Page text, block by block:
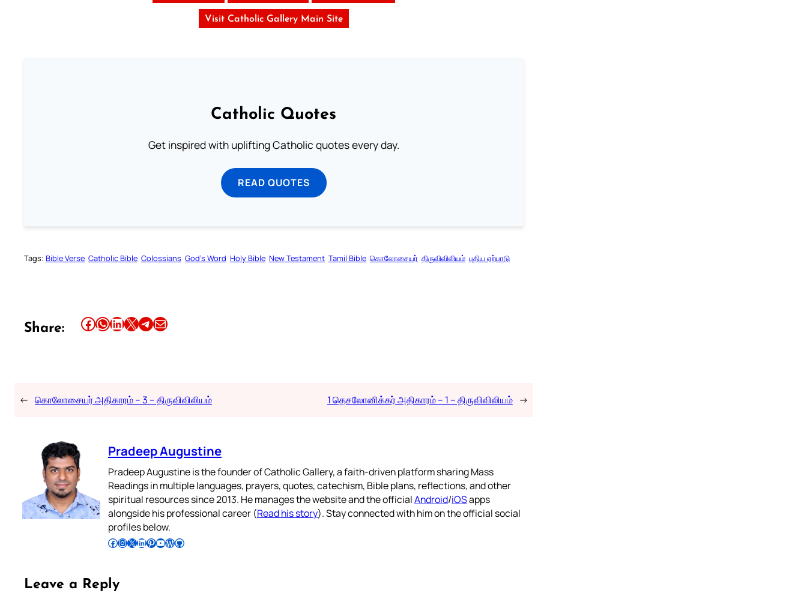
Visit Catholic Gallery Main Site
Catholic Quotes
Get inspired with uplifting Catholic quotes every day.
READ QUOTES
Tags: Bible Verse Catholic Bible Colossians God’s Word Holy Bible New Testament Tamil Bible கொலோசையர் திருவிவிலியம் புதிய ஏற்பாடு
Share: Share this article on Facebook Share this article on WhatsApp Share this article on LinkedIn Share this article on X Share this article on TelegramEmail this Article
← கொலோசையர் அதிகாரம் – 3 – திருவிவிலியம் 1 தெசலோனிக்கர் அதிகாரம் – 1 – திருவிவிலியம் →
Pradeep Augustine
Pradeep Augustine is the founder of Catholic Gallery, a faith-driven platform sharing Mass
Readings in multiple languages, prayers, quotes, catechism, Bible plans, reflections, and other
spiritual resources since 2013. He manages the website and the officialAndroid/iOSapps
alongside his professional career (Read his story). Stay connected with him on the official social
profiles below.
Follow Pradeep on Facebook Follow Pradeep on InstagramFollow Pradeep on X Follow Pradeep on LinkedIn Follow Pradeep on Pinterest Subscribe to Pradeep’s Youtube Channel Follow Pradeep on WordPress Follow Pradeep on GitHub
Leave a Reply